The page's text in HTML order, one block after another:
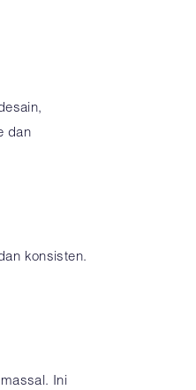
dan
konsisten.
Ini